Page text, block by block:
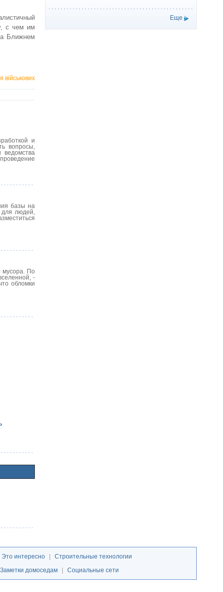
с чем им
Ближнем
військових
и
вопросы,
базы на
людей,
мусора. По
-
обломки
Еще
Это интересно |
Строительные технологии
Заметки домоседам | Социальные сети